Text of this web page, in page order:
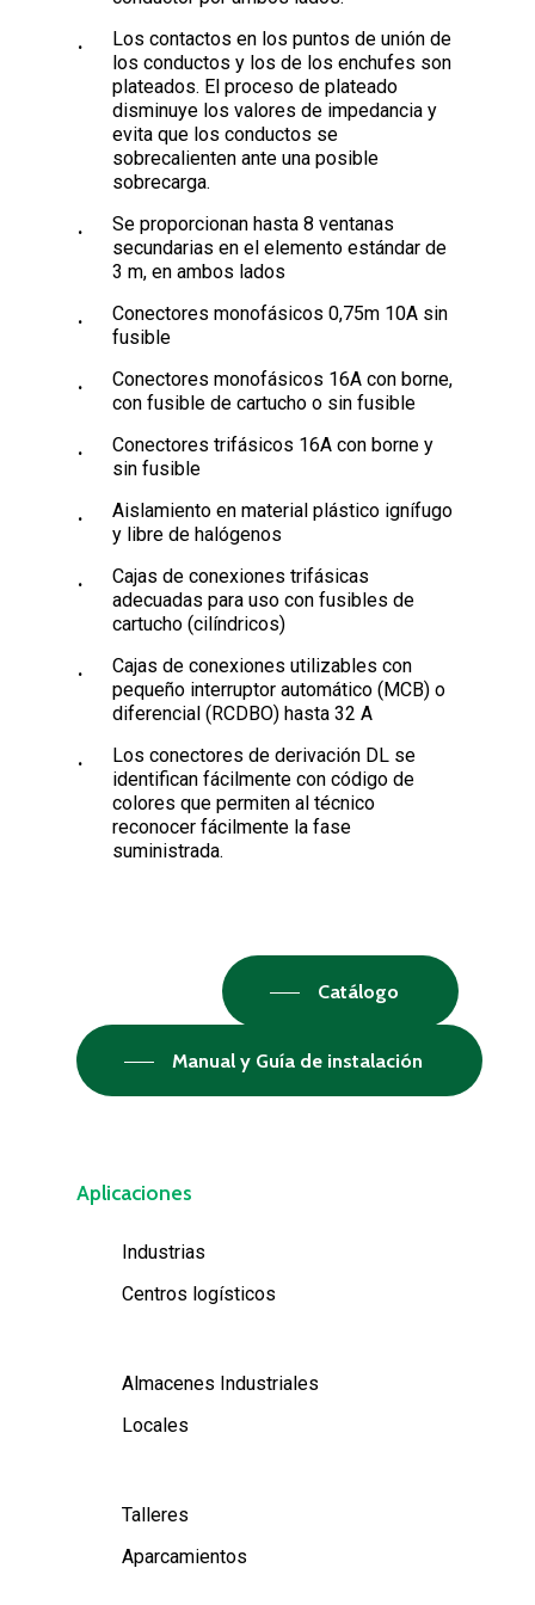
Los contactos en los puntos de unión de
los conductos y los de los enchufes son
plateados. El proceso de plateado
disminuye los valores de impedancia y
evita que los conductos se
sobrecalienten ante una posible
sobrecarga.
Se proporcionan hasta 8 ventanas
secundarias en el elemento estándar de
3 m, en ambos lados
Conectores monofásicos 0,75m 10A sin
fusible
Conectores monofásicos 16A con borne,
con fusible de cartucho o sin fusible
Conectores trifásicos 16A con borne y
sin fusible
Aislamiento en material plástico ignífugo
y libre de halógenos
Cajas de conexiones trifásicas
adecuadas para uso con fusibles de
cartucho (cilíndricos)
Cajas de conexiones utilizables con
pequeño interruptor automático (MCB) o
diferencial (RCDBO) hasta 32 A
Los conectores de derivación DL se
identifican fácilmente con código de
colores que permiten al técnico
reconocer fácilmente la fase
suministrada.
Catálogo
Manual y Guía de instalación
Aplicaciones
Industrias
Centros logísticos
Almacenes Industriales
Locales
Talleres
Aparcamientos